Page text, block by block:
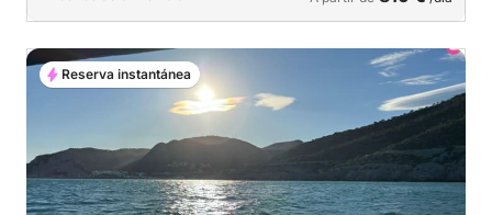
Reserva instantánea